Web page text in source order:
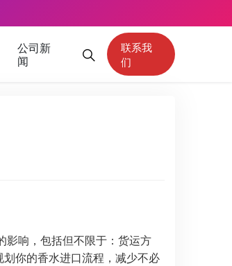
公司新
闻
联系我
们
影响，包括但不限于：货运方
你的香水进口流程，减少不必